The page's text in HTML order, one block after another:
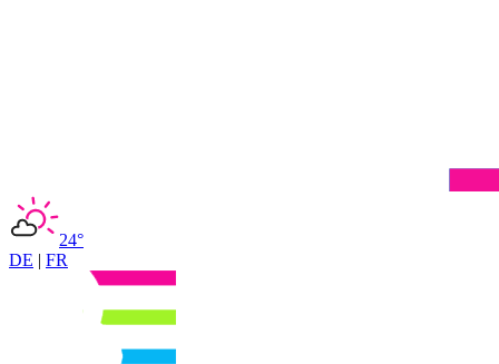
24°
DE | FR